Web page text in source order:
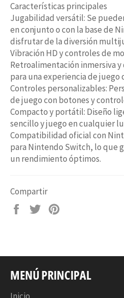
Características principales
Jugabilidad versátil: Se
en conjunto o con la base de
disfrutar de la diversión
Vibración HD y controles de
Retroalimentación inmersiva
para una experiencia de juego
Controles personalizables:
de juego con botones y
Compacto y portátil: Diseño
sencillo y juego en cualquier
Compatibilidad oficial con
para Nintendo Switch, lo que
un rendimiento óptimos.
Compartir
Compartir
Tuitear
MENÚ PRINCIPAL